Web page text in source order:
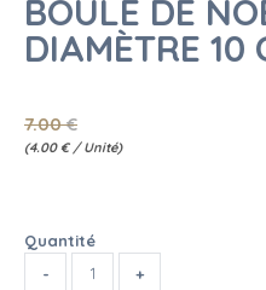
BOULE DE
DIAMÈTRE 10
7.00 €
(4.00 € / Unité)
Quantité